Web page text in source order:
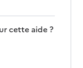
cette aide ?